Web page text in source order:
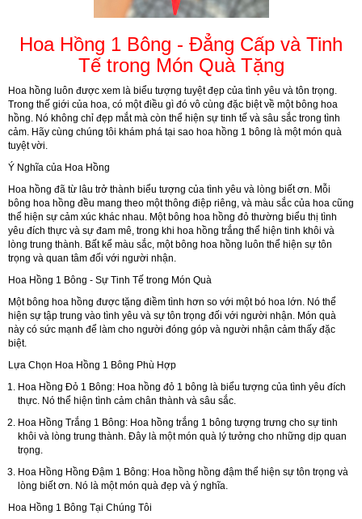
Hoa Hồng 1 Bông - Đẳng Cấp và Tinh
Tế trong Món Quà Tặng
Hoa hồng luôn được xem là biểu tượng tuyệt đẹp của tình yêu và tôn trọng.
Trong thế giới của hoa, có một điều gì đó vô cùng đặc biệt về một bông hoa
hồng. Nó không chỉ đẹp mắt mà còn thể hiện sự tinh tế và sâu sắc trong tình
cảm. Hãy cùng chúng tôi khám phá tại sao hoa hồng 1 bông là một món quà
tuyệt vời.
Ý Nghĩa của Hoa Hồng
Hoa hồng đã từ lâu trở thành biểu tượng của tình yêu và lòng biết ơn. Mỗi
bông hoa hồng đều mang theo một thông điệp riêng, và màu sắc của hoa cũng
thể hiện sự cảm xúc khác nhau. Một bông hoa hồng đỏ thường biểu thị tình
yêu đích thực và sự đam mê, trong khi hoa hồng trắng thể hiện tinh khôi và
lòng trung thành. Bất kể màu sắc, một bông hoa hồng luôn thể hiện sự tôn
trọng và quan tâm đối với người nhận.
Hoa Hồng 1 Bông - Sự Tinh Tế trong Món Quà
Một bông hoa hồng được tặng điềm tình hơn so với một bó hoa lớn. Nó thể
hiện sự tập trung vào tình yêu và sự tôn trọng đối với người nhận. Món quà
này có sức mạnh để làm cho người đóng góp và người nhận cảm thấy đặc
biệt.
Lựa Chọn Hoa Hồng 1 Bông Phù Hợp
Hoa Hồng Đỏ 1 Bông: Hoa hồng đỏ 1 bông là biểu tượng của tình yêu đích
thực. Nó thể hiện tình cảm chân thành và sâu sắc.
Hoa Hồng Trắng 1 Bông: Hoa hồng trắng 1 bông tượng trưng cho sự tinh
khôi và lòng trung thành. Đây là một món quà lý tưởng cho những dịp quan
trọng.
Hoa Hồng Hồng Đậm 1 Bông: Hoa hồng hồng đậm thể hiện sự tôn trọng và
lòng biết ơn. Nó là một món quà đẹp và ý nghĩa.
Hoa Hồng 1 Bông Tại Chúng Tôi